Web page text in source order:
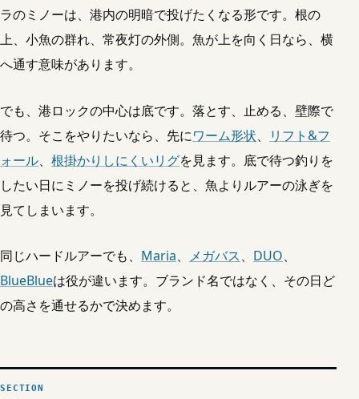
ラのミノーは、港内の明暗で投げたくなる形です。根の
上、小魚の群れ、常夜灯の外側。魚が上を向く日なら、横
へ通す意味があります。
でも、港ロックの中心は底です。落とす、止める、壁際で
待つ。そこをやりたいなら、先にワーム形状、
リフト&フ
ォール、 根掛かりしにくいリグを見ます。底で待つ釣りを
したい日にミノーを投げ続けると、魚よりルアーの泳ぎを
見てしまいます。
同じハードルアーでも、 Maria、 メガバス、 DUO、
BlueBlueは役が違います。ブランド名ではなく、その日ど
の高さを通せるかで決めます。